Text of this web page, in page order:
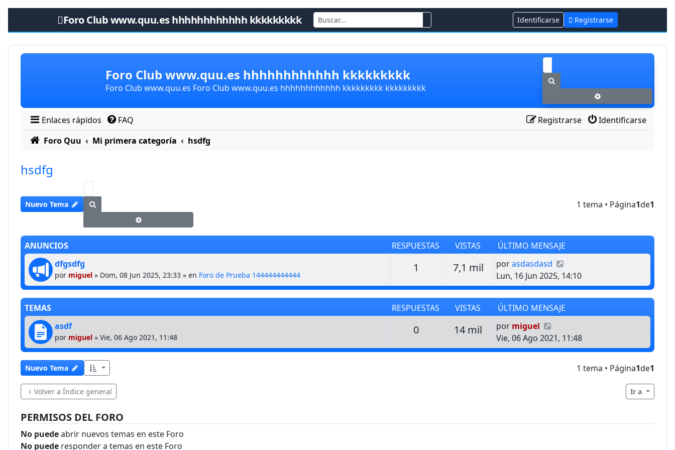
Foro Club www.quu.es hhhhhhhhhhhh kkkkkkkkk Identificarse Registrarse
Obviar
Foro Club www.quu.es hhhhhhhhhhhh kkkkkkkkk
Foro Club www.quu.es Foro Club www.quu.es hhhhhhhhhhhh kkkkkkkkk kkkkkkkkk
Enlaces rápidos FAQ Identificarse
Registrarse
Foro Quu
Mi primera categoría hsdfg
hsdfg
Nuevo Tema 1 tema • Página1de1
ANUNCIOS RESPUESTAS VISTAS
ÚLTIMO MENSAJE
dfgsdfg
por miguel » Dom, 08 Jun 2025, 23:33 » en Foro de Prueba 144444444444
1 Respuestas
7,1 milVistasÚltimo mensaje
porasdasdasd
Lun, 16 Jun 2025, 14:10
TEMAS RESPUESTAS VISTAS
ÚLTIMO MENSAJE
asdf
por miguel » Vie, 06 Ago 2021, 11:48
0Respuestas
14 mil Vistas
Último mensaje
por miguel
Vie, 06 Ago 2021, 11:48
Nuevo Tema 1 tema • Página1de1
Volver a Índice general Ir a
PERMISOS DEL FORO
No puedeabrir nuevos temas en este Foro
No puede responder a temas en este Foro